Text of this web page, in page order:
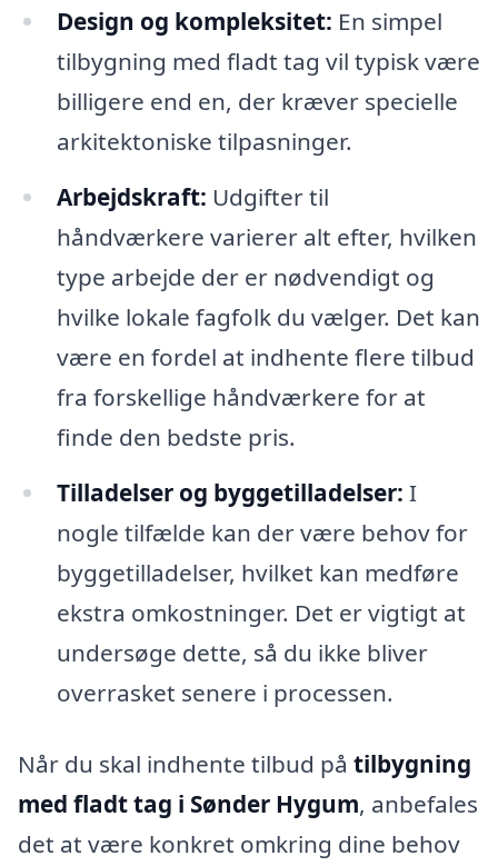
Design og kompleksitet: En simpel
tilbygning med fladt tag vil typisk være
billigere end en, der kræver specielle
arkitektoniske tilpasninger.
Arbejdskraft: Udgifter til
håndværkere varierer alt efter, hvilken
type arbejde der er nødvendigt og
hvilke lokale fagfolk du vælger. Det kan
være en fordel at indhente flere tilbud
fra forskellige håndværkere for at
finde den bedste pris.
Tilladelser og byggetilladelser: I
nogle tilfælde kan der være behov for
byggetilladelser, hvilket kan medføre
ekstra omkostninger. Det er vigtigt at
undersøge dette, så du ikke bliver
overrasket senere i processen.
Når du skal indhente tilbud på tilbygning
med fladt tag i Sønder Hygum, anbefales
det at være konkret omkring dine behov